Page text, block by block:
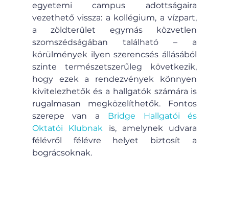
egyetemi campus adottságaira
vezethető vissza: a kollégium, a vízpart,
a zöldterület egymás közvetlen
szomszédságában található – a
körülmények ilyen szerencsés állásából
szinte természetszerűleg következik,
hogy ezek a rendezvények könnyen
kivitelezhetők és a hallgatók számára is
rugalmasan megközelíthetők. Fontos
szerepe van a Bridge Hallgatói és
Oktatói Klubnak is, amelynek udvara
félévről félévre helyet biztosít a
bográcsoknak.